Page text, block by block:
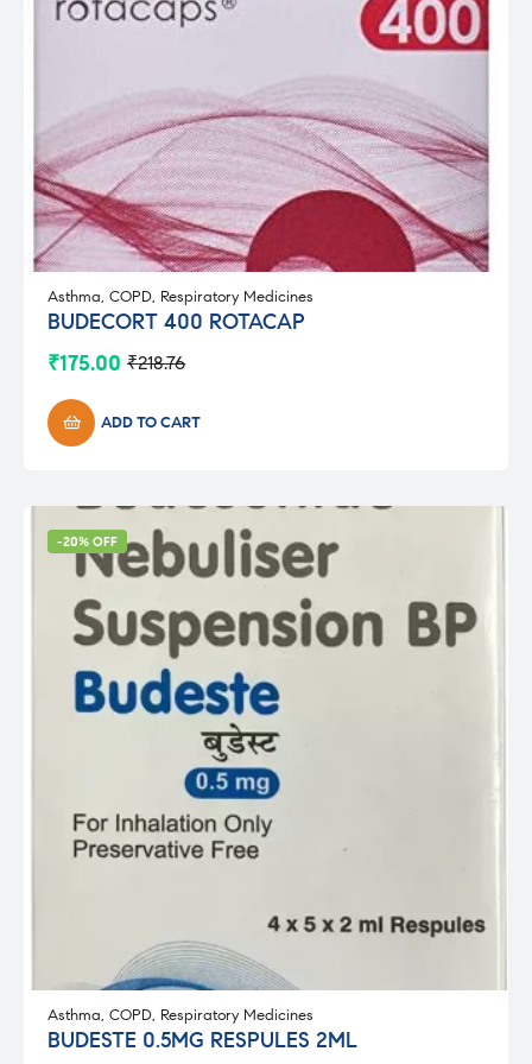
Asthma, COPD, Respiratory Medicines
BUDECORT 400 ROTACAP
₹218.76
Original
was:
₹218.76.
₹175.00
Current
is:
₹175.00.ADD TO CART
-20% OFF
Asthma, COPD, Respiratory Medicines
BUDESTE 0.5MG RESPULES 2ML